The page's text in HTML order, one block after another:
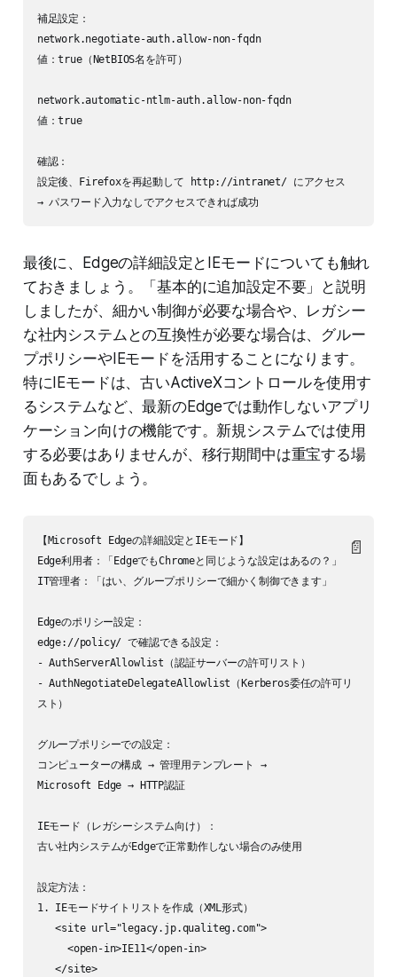
補足設定：
network.negotiate-auth.allow-non-fqdn
値：true（NetBIOS名を許可）
network.automatic-ntlm-auth.allow-non-fqdn
値：true
確認：
設定後、Firefoxを再起動して http://intranet/ にアクセス
最後に、Edgeの詳細設定とIEモードについても触れ
ておきましょう。「基本的に追加設定不要」と説明
しましたが、細かい制御が必要な場合や、レガシー
な社内システムとの互換性が必要な場合は、グルー
プポリシーやIEモードを活用することになります。
特にIEモードは、古いActiveXコントロールを使用す
るシステムなど、最新のEdgeでは動作しないアプリ
ケーション向けの機能です。新規システムでは使用
する必要はありませんが、移行期間中は重宝する場
面もあるでしょう。
【Microsoft Edgeの詳細設定とIEモード】
Edge利用者：「EdgeでもChromeと同じような設定はあるの？」
IT管理者：「はい、グループポリシーで細かく制御できます」
Edgeのポリシー設定：
edge://policy/ で確認できる設定：
- AuthServerAllowlist（認証サーバーの許可リスト）
- AuthNegotiateDelegateAllowlist（Kerberos委任の許可リ
スト）
グループポリシーでの設定：
コンピューターの構成 → 管理用テンプレート →
Microsoft Edge → HTTP認証
IEモード（レガシーシステム向け）：
古い社内システムがEdgeで正常動作しない場合のみ使用
設定方法：
1. IEモードサイトリストを作成（XML形式）
   <site url="legacy.jp.qualiteg.com">
   </site>
📄